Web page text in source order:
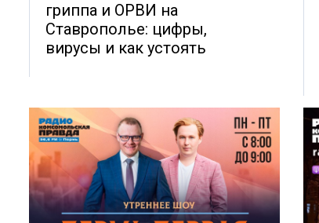
гриппа и ОРВИ на
Ставрополье: цифры,
вирусы и как устоять